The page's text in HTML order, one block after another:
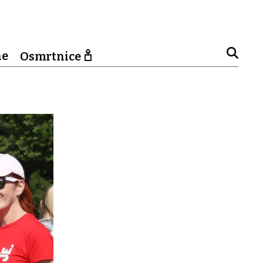
Osmrtnice